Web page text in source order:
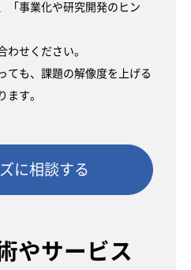
「事業化や研究開発のヒン
わせください。
ても、課題の解像度を上げる
ます。
に相談する
やサービス